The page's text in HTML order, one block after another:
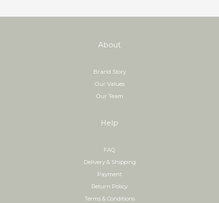
About
Brand Story
Our Values
Our Team
Help
FAQ
Delivery & Shipping
Payment
Return Policy
Terms & Conditions